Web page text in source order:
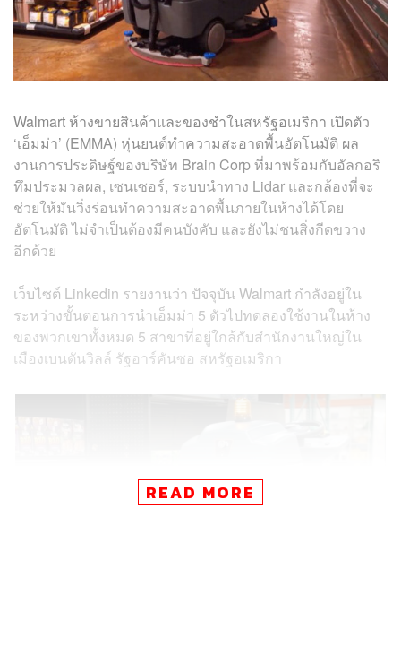
Walmart ห้างขายสินค้าและของชำในสหรัฐอเมริกา เปิดตัว
‘เอ็มม่า’ (EMMA) หุ่นยนต์ทำความสะอาดพื้นอัตโนมัติ ผล
งานการประดิษฐ์ของบริษัท Brain Corp ที่มาพร้อมกับอัลกอริ
ทึมประมวลผล, เซนเซอร์, ระบบนำทาง Lidar และกล้องที่จะ
ช่วยให้มันวิ่งร่อนทำความสะอาดพื้นภายในห้างได้โดย
อัตโนมัติ ไม่จำเป็นต้องมีคนบังคับ และยังไม่ชนสิ่งกีดขวาง
อีกด้วย
เว็บไซต์ Linkedin รายงานว่า ปัจจุบัน Walmart กำลังอยู่ใน
ระหว่างขั้นตอนการนำเอ็มม่า 5 ตัวไปทดลองใช้งานในห้าง
ของพวกเขาทั้งหมด 5 สาขาที่อยู่ใกล้กับสำนักงานใหญ่ใน
เมืองเบนตันวิลล์ รัฐอาร์คันซอ สหรัฐอเมริกา
READ MORE